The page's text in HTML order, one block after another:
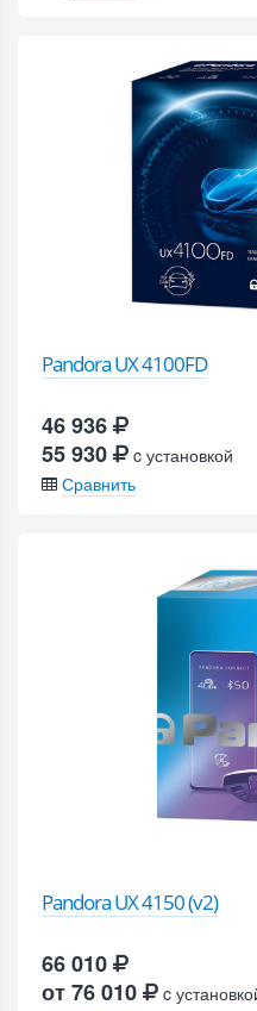
Pandora UX 4100FD
46 936
55 930
c установкой
Сравнить
Pandora UX 4150 (v2)
66 010
от 76 010
c